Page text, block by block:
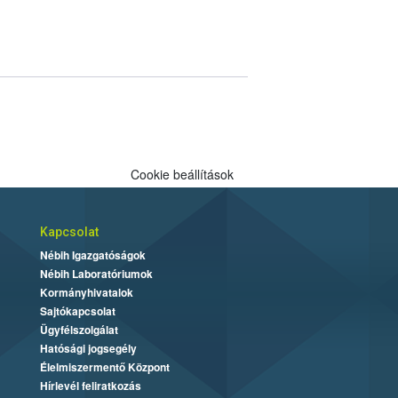
Cookie beállítások
Kapcsolat
Nébih Igazgatóságok
Nébih Laboratóriumok
Kormányhivatalok
Sajtókapcsolat
Ügyfélszolgálat
Hatósági jogsegély
Élelmiszermentő Központ
Hírlevél feliratkozás